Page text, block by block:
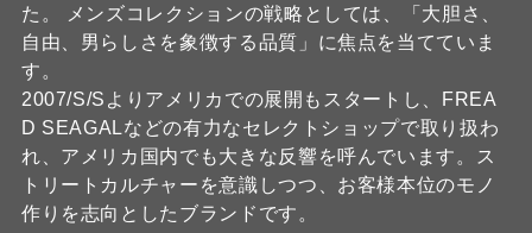
た。 メンズコレクションの戦略としては、「大胆さ、
自由、男らしさを象徴する品質」に焦点を当てていま
す。
2007/S/Sよりアメリカでの展開もスタートし、FREA
D SEAGALなどの有力なセレクトショップで取り扱わ
れ、アメリカ国内でも大きな反響を呼んでいます。ス
トリートカルチャーを意識しつつ、お客様本位のモノ
作りを志向としたブランドです。